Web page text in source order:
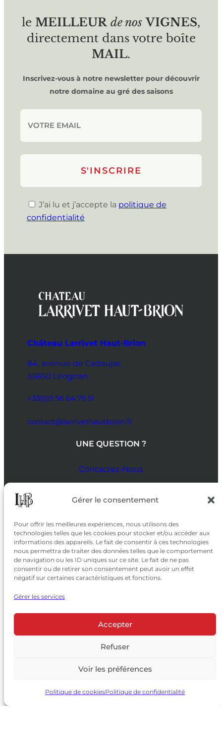
Gérer le consentement
Pour offrir les meilleures expériences, nous utilisons des
technologies telles que les cookies pour stocker et/ou accéder aux
informations des appareils. Le fait de consentir à ces technologies
nous permettra de traiter des données telles que le comportement
de navigation ou les ID uniques sur ce site. Le fait de ne pas
consentir ou de retirer son consentement peut avoir un effet
négatif sur certaines caractéristiques et fonctions.
Gérer les services
Accepter
Refuser
Voir les préférences
Politique de cookiesPolitique de confidentialité
le MEILLEUR de nos VIGNES,
directement dans votre boîte
MAIL.
Inscrivez-vous à notre newsletter pour découvrir
notre domaine au gré des saisons
J’ai lu et j’accepte la politique de
confidentialité
Château Larrivet Haut-Brion
84, avenue de Cadaujac
33850 Léognan
+33(0)5 56 64 75 51
contact@larrivethautbrion.fr
UNE QUESTION ?
Contactez-Nous
SUIVEZ-NOUS
SUR LES RÉSEAUX
© 2026 Château Larrivet Haut-Brion |
Mentions légales|Politique de confidentialité
|CGV
L’ABUS D’ALCOOL EST DANGEREUX POUR LA SANTÉ, À